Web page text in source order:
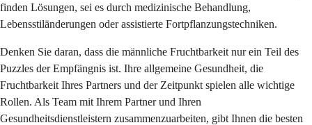
finden Lösungen, sei es durch medizinische Behandlung,
Lebensstiländerungen oder assistierte Fortpflanzungstechniken.
Denken Sie daran, dass die männliche Fruchtbarkeit nur ein Teil des
Puzzles der Empfängnis ist. Ihre allgemeine Gesundheit, die
Fruchtbarkeit Ihres Partners und der Zeitpunkt spielen alle wichtige
Rollen. Als Team mit Ihrem Partner und Ihren
Gesundheitsdienstleistern zusammenzuarbeiten, gibt Ihnen die besten